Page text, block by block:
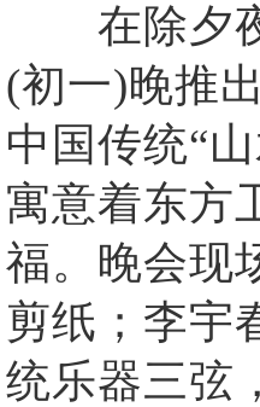
在除夕夜
(初一)晚推
中国传统“
寓意着东方
福。晚会现
剪纸；李宇
统乐器三弦